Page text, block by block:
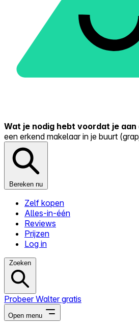
Wat je nodig hebt voordat je aan
een erkend makelaar in je buurt
Bereken nu
Zelf kopen
Alles-in-één
Reviews
Prijzen
Log in
Zoeken
Probeer Walter gratis
Open menu